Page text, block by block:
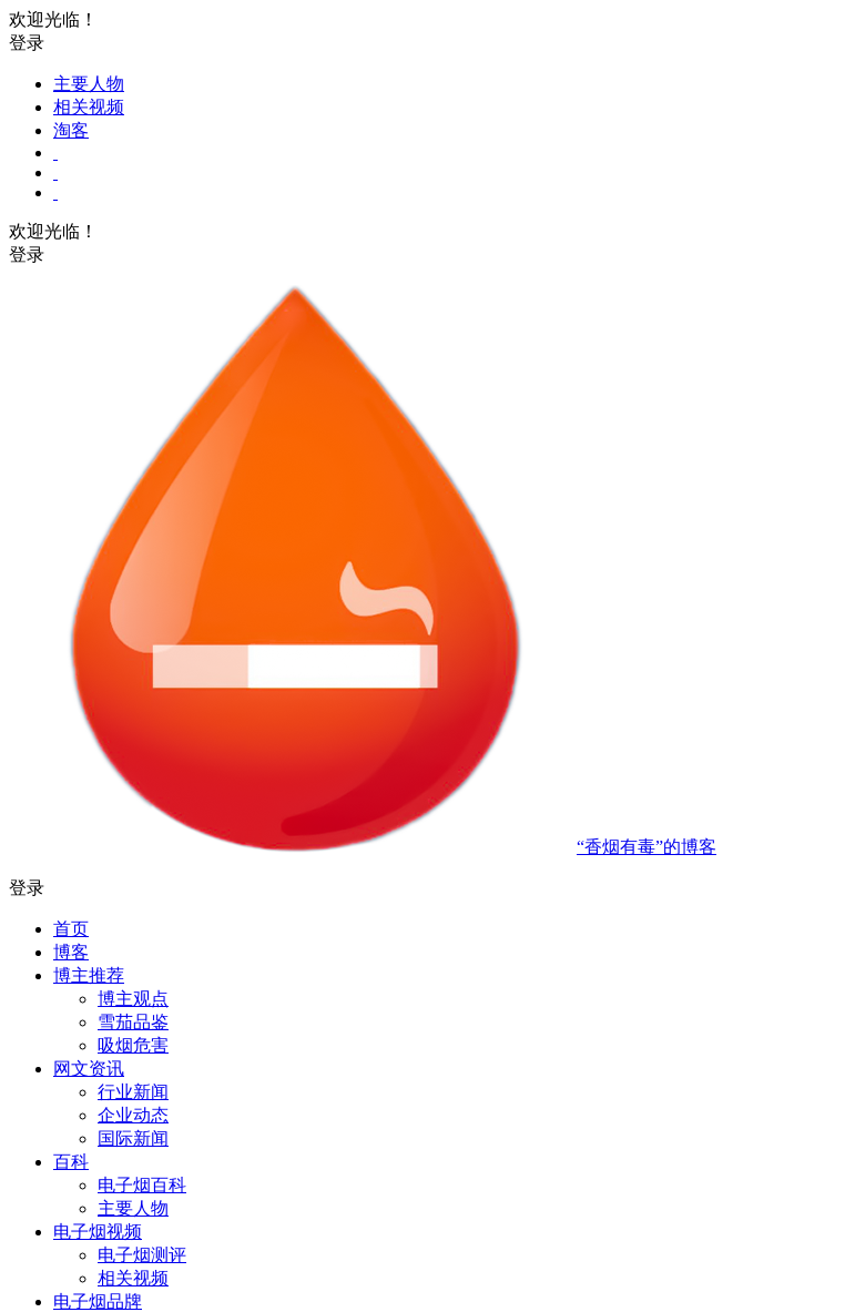
欢迎光临！
登录
主要人物
相关视频
淘客
欢迎光临！
登录
“香烟有毒”的博客
登录
首页
博客
博主推荐
博主观点
雪茄品鉴
吸烟危害
网文资讯
行业新闻
企业动态
国际新闻
百科
电子烟百科
主要人物
电子烟视频
电子烟测评
相关视频
电子烟品牌